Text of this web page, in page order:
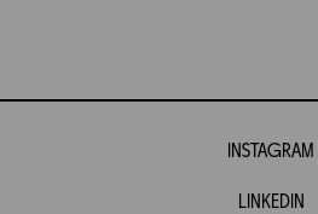
INSTAGRAM
LINKEDIN